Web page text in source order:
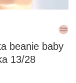
beanie baby
13/28